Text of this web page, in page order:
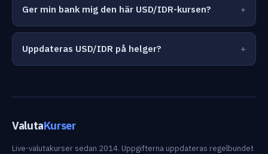
Ger min bank mig den här USD/IDR-kursen?
Uppdateras USD/IDR på helger?
ValutaKurser
Live-valutakurser sedan 2014. Uppgifterna uppdateras regelbundet